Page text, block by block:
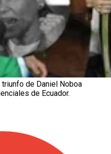
de Daniel Noboa
de Ecuador.